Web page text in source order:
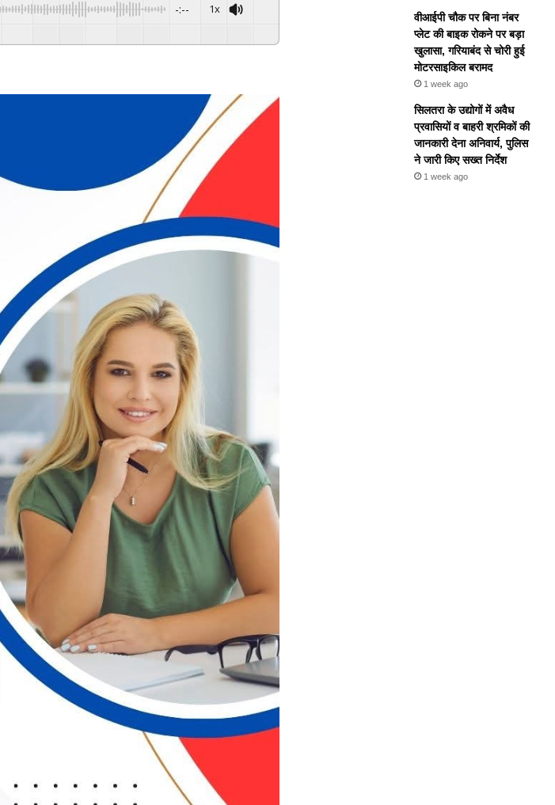
-:-- 1x
वीआईपी चौक पर बिना नंबर
प्लेट की बाइक रोकने पर बड़ा
खुलासा, गरियाबंद से चोरी हुई
मोटरसाइकिल बरामद
1 week ago
सिलतरा के उद्योगों में अवैध
प्रवासियों व बाहरी श्रमिकों की
जानकारी देना अनिवार्य, पुलिस
ने जारी किए सख्त निर्देश
1 week ago